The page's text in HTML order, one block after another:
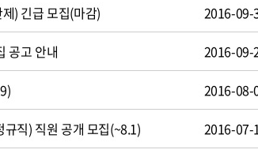
) 긴급 모집(마감) 2016-09-
공고 안내 2016-09-
2016-08-
직) 직원 공개 모집(~8.1) 2016-07-